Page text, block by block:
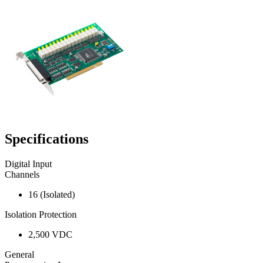
Specifications
Digital Input
Channels
16 (Isolated)
Isolation Protection
2,500 VDC
General